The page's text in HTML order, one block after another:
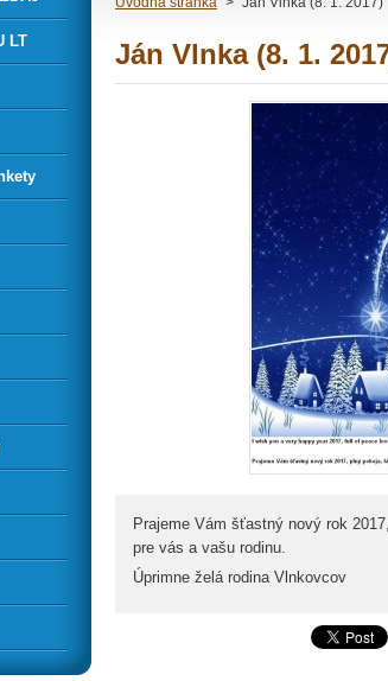
Ján Vlnka (8. 1.
Prajeme Vám šťastný nový rok
pre vás a vašu rodinu.
Úprimne želá rodina Vlnkovcov
LT